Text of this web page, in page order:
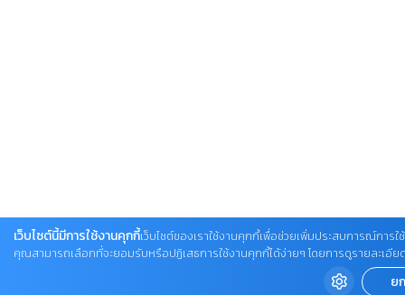
เว็บไซต์นี้มีการใช้งานคุกกี้เว็บไซต์ของเราใช้งานคุกกี้เพื่อช่วยเพิ่มประสบการณ์การใ
คุณสามารถเลือกที่จะยอมรับหรือปฏิเสธการใช้งานคุกกี้ได้ง่ายๆ โดยการดูรายละเอีย
ย